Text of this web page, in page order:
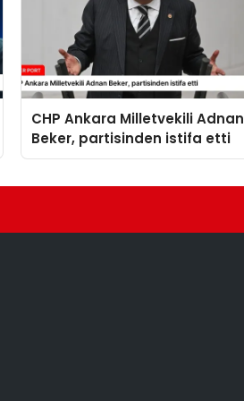
CHP Ankara Milletvekili Adnan
Beker, partisinden istifa etti